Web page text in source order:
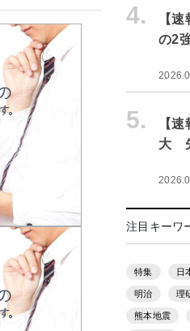
4.
【
の2
5.
【
大
注目キーワ
特集 日
明治 理
熊本地震